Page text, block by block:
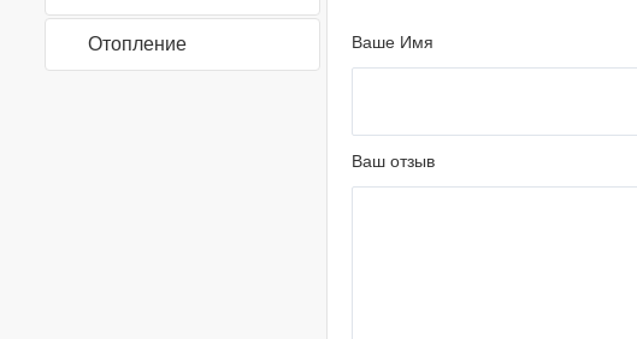
Отопление Ваше Имя
Ваш отзыв